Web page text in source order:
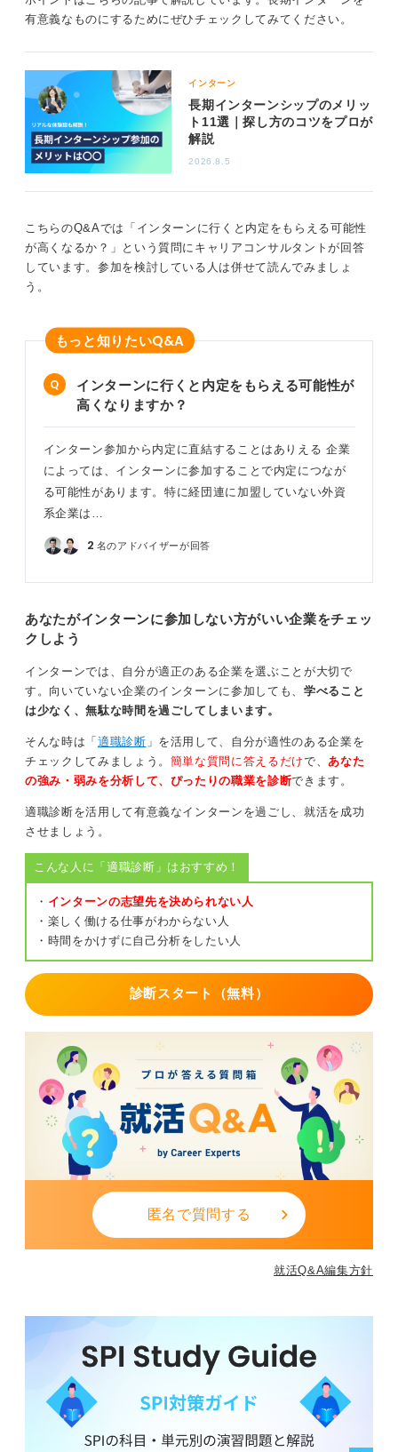
つながる可能性もゼロではありません。
困難な状況こそ成長のチャンス！ フィードバックを
もらうのも一つの方法
うか」と率直にフィードバックを求めてみることです。
「わからないことは聞く」という姿勢は、仕事の基本と
なります。
の経験はあなたの今後のキャリアにとって必ずプラスに
なります。
0
有意義なものにするためにぜひチェックしてみてください。
インターン
長期インターンシップのメリッ
ト11選｜探し方のコツをプロが
解説
2026.8.5
こちらのQ&Aでは「インターンに行くと内定をもらえる可能性
が高くなるか？」という質問にキャリアコンサルタントが回答
しています。参加を検討している人は併せて読んでみましょ
う。
もっと知りたいQ&A
インターンに行くと内定をもらえる可能性が
高くなりますか？
インターン参加から内定に直結することはありえる 企業
によっては、インターンに参加することで内定につなが
る可能性があります。特に経団連に加盟していない外資
系企業は…
2 名のアドバイザーが回答
あなたがインターンに参加しない方がいい企業をチェッ
クしよう
インターンでは、自分が適正のある企業を選ぶことが大切で
す。向いていない企業のインターンに参加しても、 学べること
は少なく、無駄な時間を過ごしてしまいます。
そんな時は「適職診断 」を活用して、自分が適性のある企業を
チェックしてみましょう。 簡単な質問に答えるだけで、 あなた
の強み・弱みを分析して、ぴったりの職業を診断できます。
適職診断を活用して有意義なインターンを過ごし、就活を成功
させましょう。
こんな人に「適職診断」はおすすめ！
・ インターンの志望先を決められない人
・楽しく働ける仕事がわからない人
・時間をかけずに自己分析をしたい人
診断スタート（無料）
匿名で質問する
就活Q&A編集方針